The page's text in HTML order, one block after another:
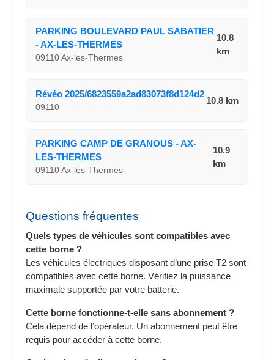
PARKING BOULEVARD PAUL SABATIER
- AX-LES-THERMES
09110 Ax-les-Thermes
10.8
km
Révéo 2025/6823559a2ad83073f8d124d2
09110
10.8 km
PARKING CAMP DE GRANOUS - AX-
LES-THERMES
09110 Ax-les-Thermes
10.9
km
Questions fréquentes
Quels types de véhicules sont compatibles avec
cette borne ?
Les véhicules électriques disposant d’une prise T2 sont
compatibles avec cette borne. Vérifiez la puissance
maximale supportée par votre batterie.
Cette borne fonctionne-t-elle sans abonnement ?
Cela dépend de l’opérateur. Un abonnement peut être
requis pour accéder à cette borne.